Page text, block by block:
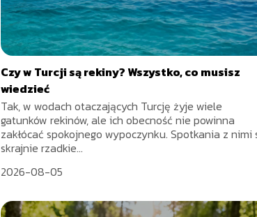
Czy w Turcji są rekiny? Wszystko, co musisz
wiedzieć
Tak, w wodach otaczających Turcję żyje wiele
gatunków rekinów, ale ich obecność nie powinna
zakłócać spokojnego wypoczynku. Spotkania z nimi
skrajnie rzadkie...
2026-08-05